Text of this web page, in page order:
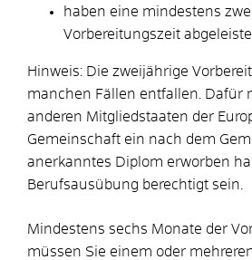
haben eine mindestens
Vorbereitungszeit
Hinweis: Die zweijährige
manchen Fällen entfallen. Dafür
anderen Mitgliedstaaten der
Gemeinschaft ein nach dem
anerkanntes Diplom erworben
Berufsausübung berechtigt sein.
Mindestens sechs Monate der
müssen Sie einem oder